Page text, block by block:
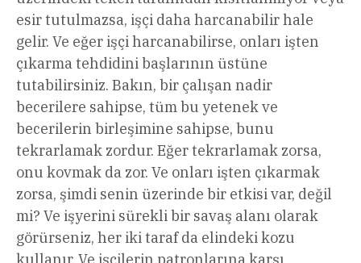
esir tutulmazsa, işçi daha harcanabilir hale
gelir. Ve eğer işçi harcanabilirse, onları işten
çıkarma tehdidini başlarının üstüne
tutabilirsiniz. Bakın, bir çalışan nadir
becerilere sahipse, tüm bu yetenek ve
becerilerin birleşimine sahipse, bunu
tekrarlamak zordur. Eğer tekrarlamak zorsa,
onu kovmak da zor. Ve onları işten çıkarmak
zorsa, şimdi senin üzerinde bir etkisi var, değil
mi? Ve işyerini sürekli bir savaş alanı olarak
görürseniz, her iki taraf da elindeki kozu
kullanır. Ve işçilerin patronlarına karşı